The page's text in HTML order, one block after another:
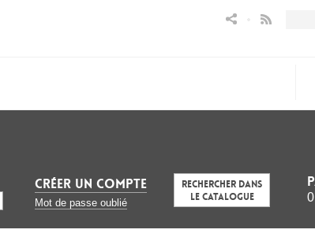
CRÉER UN COMPTE
Mot de passe oublié
Rechercher dans
le catalogue